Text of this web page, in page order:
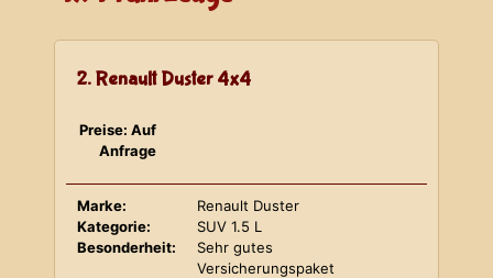
2. Renault Duster 4x4
Preise: Auf
Anfrage
Marke:
Renault Duster
Kategorie:
SUV 1.5 L
Besonderheit:
Sehr gutes
Versicherungspaket